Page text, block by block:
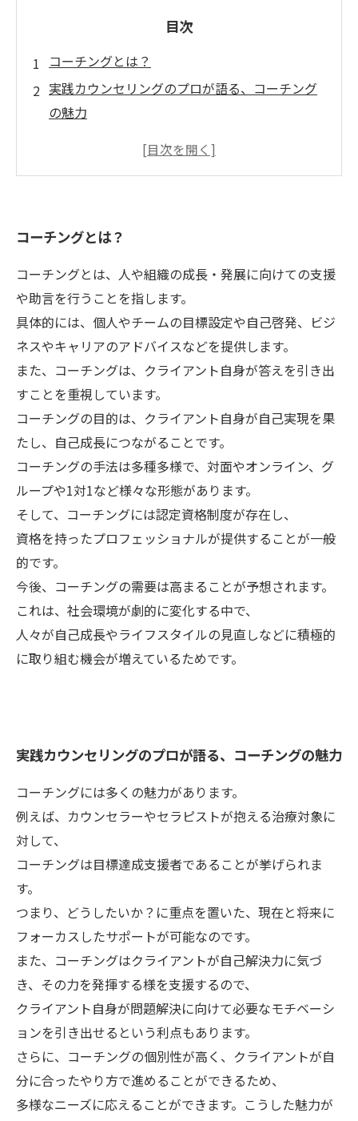
目次
コーチングとは？
実践カウンセリングのプロが語る、コーチング
の魅力
コーチングで人生を変えた人々のインタビュー
コーチングとは？
コーチングとは、人や組織の成長・発展に向けての支援
や助言を行うことを指します。
具体的には、個人やチームの目標設定や自己啓発、ビジ
ネスやキャリアのアドバイスなどを提供します。
また、コーチングは、クライアント自身が答えを引き出
すことを重視しています。
コーチングの目的は、クライアント自身が自己実現を果
たし、自己成長につながることです。
コーチングの手法は多種多様で、対面やオンライン、グ
ループや1対1など様々な形態があります。
そして、コーチングには認定資格制度が存在し、
資格を持ったプロフェッショナルが提供することが一般
的です。
今後、コーチングの需要は高まることが予想されます。
これは、社会環境が劇的に変化する中で、
人々が自己成長やライフスタイルの見直しなどに積極的
に取り組む機会が増えているためです。
実践カウンセリングのプロが語る、コーチングの魅力
コーチングには多くの魅力があります。
例えば、カウンセラーやセラピストが抱える治療対象に
対して、
コーチングは目標達成支援者であることが挙げられま
す。
つまり、どうしたいか？に重点を置いた、現在と将来に
フォーカスしたサポートが可能なのです。
また、コーチングはクライアントが自己解決力に気づ
き、その力を発揮する様を支援するので、
クライアント自身が問題解決に向けて必要なモチベーシ
ョンを引き出せるという利点もあります。
さらに、コーチングの個別性が高く、クライアントが自
分に合ったやり方で進めることができるため、
多様なニーズに応えることができます。こうした魅力が